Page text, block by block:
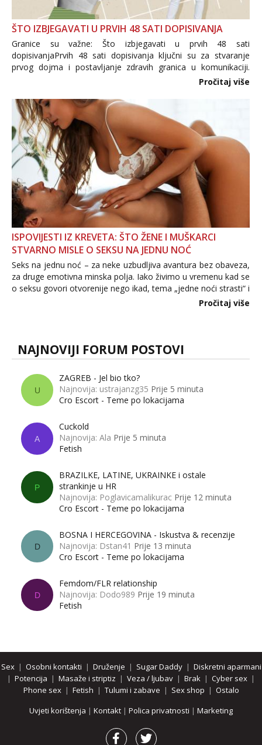
ŠTO IZBJEGAVATI U PRVIH 48 SATI DOPISIVANJA
Granice su važne: Što izbjegavati u prvih 48 sati
dopisivanjaPrvih 48 sati dopisivanja ključni su za stvaranje
prvog dojma i postavljanje zdravih granica u komunikaciji.
Važno je izbjeći prebrzo otkrivanje osobnih ili intimnih
informacija, jer nepoznata osoba još nije zaslužila to
povjerenje. Takođe...
Pročitaj više
ISPOVIJESTI IZ KREVETA: ŠTO ŽENE I MUŠKARCI
STVARNO MISLE O SEKSU NA JEDNU NOĆ
Seks na jednu noć – za neke uzbudljiva avantura bez obaveza,
za druge emotivna minska polja. Iako živimo u vremenu kad se
o seksu govori otvorenije nego ikad, tema „jedne noći strasti“ i
dalje izaziva burne rasprave. Što zapravo misle žene, a što
Pročitaj više
NAJNOVIJI FORUM POSTOVI
U
ZAGREB - Jel bio tko?
Najnovija: ustrajanzg35 Prije 5 minuta
Cro Escort - Teme po lokacijama
A
Cuckold
Najnovija: Ala Prije 5 minuta
Fetish
P
BRAZILKE, LATINE, UKRAINKE i ostale
strankinje u HR
Najnovija: Poglavicamalikurac Prije 12 minuta
Cro Escort - Teme po lokacijama
D
BOSNA I HERCEGOVINA - Iskustva & recenzije
Najnovija: Dstan41 Prije 13 minuta
Cro Escort - Teme po lokacijama
D
Femdom/FLR relationship
Najnovija: Dodo989 Prije 19 minuta
Fetish
Sex| Osobni kontakti | Druženje | Sugar Daddy| Diskretni aparmani
| Potencija | Masaže i striptiz | Veza / ljubav | Brak | Cyber sex |
Phone sex| Fetish | Tulumi i zabave | Sex shop | Ostalo
Uvjeti korištenja | Kontakt | Polica privatnosti | Marketing